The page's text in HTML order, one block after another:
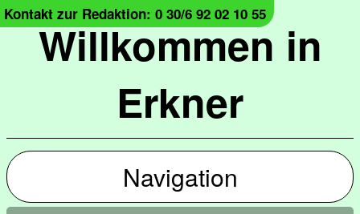
Willkommen in
Erkner
Kontakt zur Redaktion: 0 30/6 92 02 10 55
Navigation